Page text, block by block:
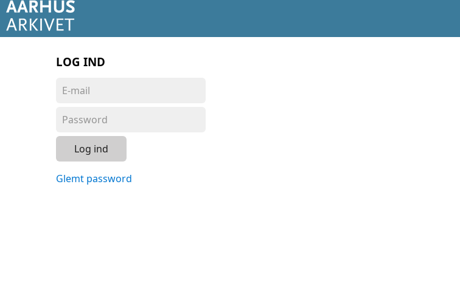
LOG IND
Log ind
Glemt password